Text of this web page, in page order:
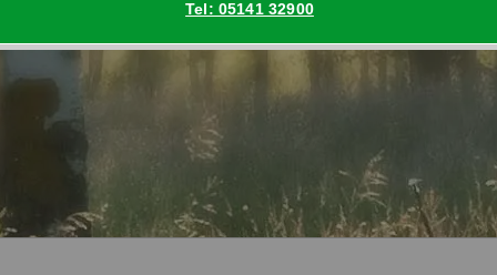
Tel: 05141 32900
Vermittlungshilfe privat